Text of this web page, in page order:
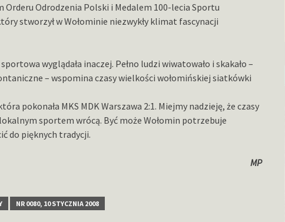
Odrodzenia Polski i Medalem 100-lecia Sportu
stworzył w Wołominie niezwykły klimat fascynacji
wyglądała inaczej. Pełno ludzi wiwatowało i skakało –
– wspomina czasy wielkości wołomińskiej siatkówki
pokonała MKS MDK Warszawa 2:1. Miejmy nadzieję, że czasy
sportem wrócą. Być może Wołomin potrzebuje
do pięknych tradycji.
MP
NR 0080, 10 STYCZNIA 2008